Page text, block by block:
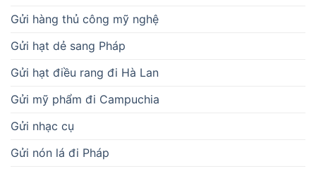
Gửi hàng thủ công mỹ nghệ
Gửi hạt dẻ sang Pháp
Gửi hạt điều rang đi Hà Lan
Gửi mỹ phẩm đi Campuchia
Gửi nhạc cụ
Gửi nón lá đi Pháp